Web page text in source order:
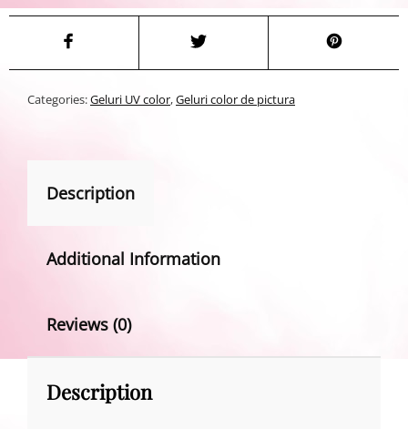
Categories:Geluri UV color,Geluri color de pictura
Description
Additional Information
Reviews (0)
Description